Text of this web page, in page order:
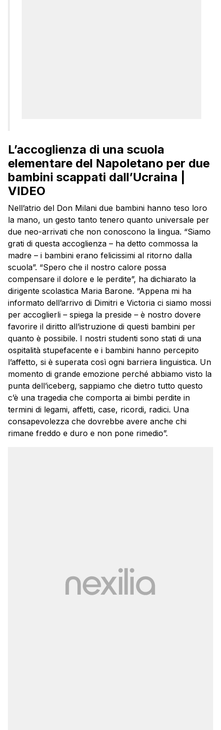
L’accoglienza di una scuola
elementare del Napoletano per due
bambini scappati dall’Ucraina |
VIDEO
Nell’atrio del Don Milani due bambini hanno teso loro
la mano, un gesto tanto tenero quanto universale per
due neo-arrivati che non conoscono la lingua. “Siamo
grati di questa accoglienza – ha detto commossa la
madre – i bambini erano felicissimi al ritorno dalla
scuola”. “Spero che il nostro calore possa
compensare il dolore e le perdite”, ha dichiarato la
dirigente scolastica Maria Barone. “Appena mi ha
informato dell’arrivo di Dimitri e Victoria ci siamo mossi
per accoglierli – spiega la preside – è nostro dovere
favorire il diritto all’istruzione di questi bambini per
quanto è possibile. I nostri studenti sono stati di una
ospitalità stupefacente e i bambini hanno percepito
l’affetto, si è superata così ogni barriera linguistica. Un
momento di grande emozione perché abbiamo visto la
punta dell’iceberg, sappiamo che dietro tutto questo
c’è una tragedia che comporta ai bimbi perdite in
termini di legami, affetti, case, ricordi, radici. Una
consapevolezza che dovrebbe avere anche chi
rimane freddo e duro e non pone rimedio”.